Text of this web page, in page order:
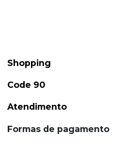
Shopping
Code 90
Atendimento
Formas de pagamento